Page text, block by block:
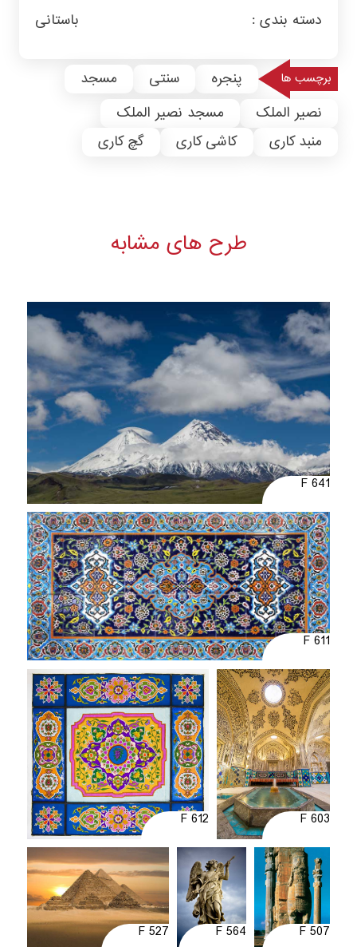
دسته بندی :
باستانی
برچسب ها پنجره سنتی
مسجد
نصیر الملک
مسجد نصیر الملک
منبد کاری
کاشی کاری گچ کاری
طرح های مشابه
F 641
F 611
F 603
F 612
F 507
F 564
F 527